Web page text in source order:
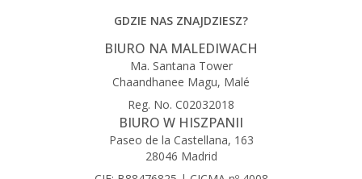
GDZIE NAS ZNAJDZIESZ?
BIURO NA MALEDIWACH
Ma. Santana Tower
Chaandhanee Magu, Malé
Reg. No. C02032018
BIURO W HISZPANII
Paseo de la Castellana, 163
28046 Madrid